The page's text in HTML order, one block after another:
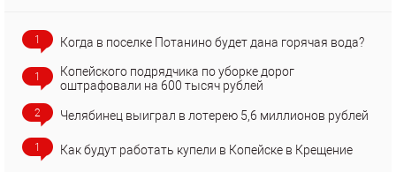
1 Когда в поселке Потанино будет дана горячая вода?
1
Копейского подрядчика по уборке дорог
оштрафовали на 600 тысяч рублей
2 Челябинец выиграл в лотерею 5,6 миллионов рублей
1 Как будут работать купели в Копейске в Крещение